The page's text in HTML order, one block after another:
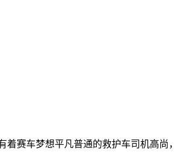
车梦想平凡普通的救护车司机高尚，